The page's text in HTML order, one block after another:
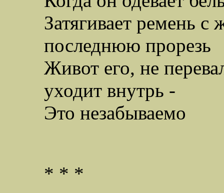
Затягивает ремень с
последнюю прорезь
Живот его, не
уходит внутрь -
Это незабываемо
* * *